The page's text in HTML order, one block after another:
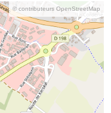
© contributeurs OpenStreetMap